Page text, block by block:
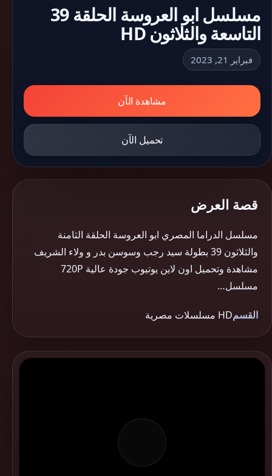
مسلسل ابو العروسة الحلقة 39
التاسعة والثلاثون HD
فبراير 21, 2023
مشاهدة الآن
تحميل الآن
قصة العرض
مسلسل الدراما المصري ابو العروسة الحلقة الثامنة
والثلاثون 39 بطولة سيد رجب وسوسن بدر و ولاء الشريف
مشاهدة وتحميل اون لاين يوتيوب جودة عالية 720P
مسلسل…
القسمHD مسلسلات مصرية